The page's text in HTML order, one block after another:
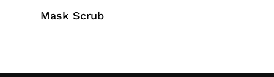
Mask Scrub